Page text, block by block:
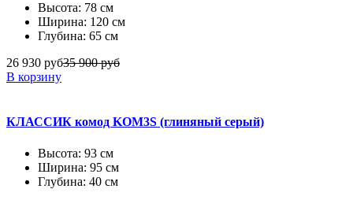
Высота: 78 см
Ширина: 120 см
Глубина: 65 см
26 930 руб35 900 руб
В корзину
КЛАССИК комод KOM3S (глиняный серый)
Высота: 93 см
Ширина: 95 см
Глубина: 40 см